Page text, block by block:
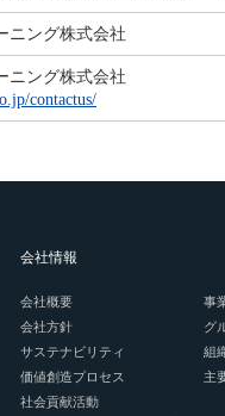
ニング株式会社
ニング株式会社
contactus/
会社情報
会社概要
会社方針
サステナビリティ
価値創造プロセス
社会貢献活動
事
グ
組
主